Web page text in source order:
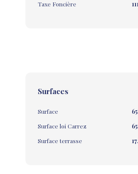
Taxe Foncière
Surfaces
Surface
Surface loi Carrez
Surface terrasse